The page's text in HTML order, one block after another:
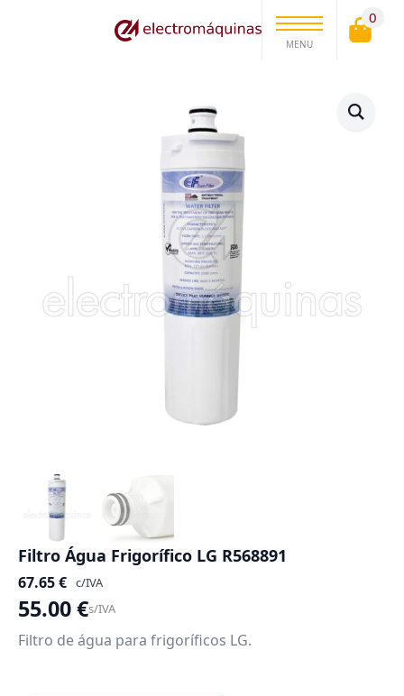
MENU
0
Filtro Água Frigorífico LG R568891
67.65€ c/IVA
55.00€s/IVA
Filtro de água para frigoríficos LG.